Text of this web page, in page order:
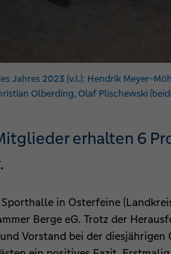
Jahres 2023 (v.l.): Hendrik Meyer-
Olberding, Olaf Plischewski
erhalten 6
in Osterfeine
Berge eG. Trotz der
Vorstand bei der